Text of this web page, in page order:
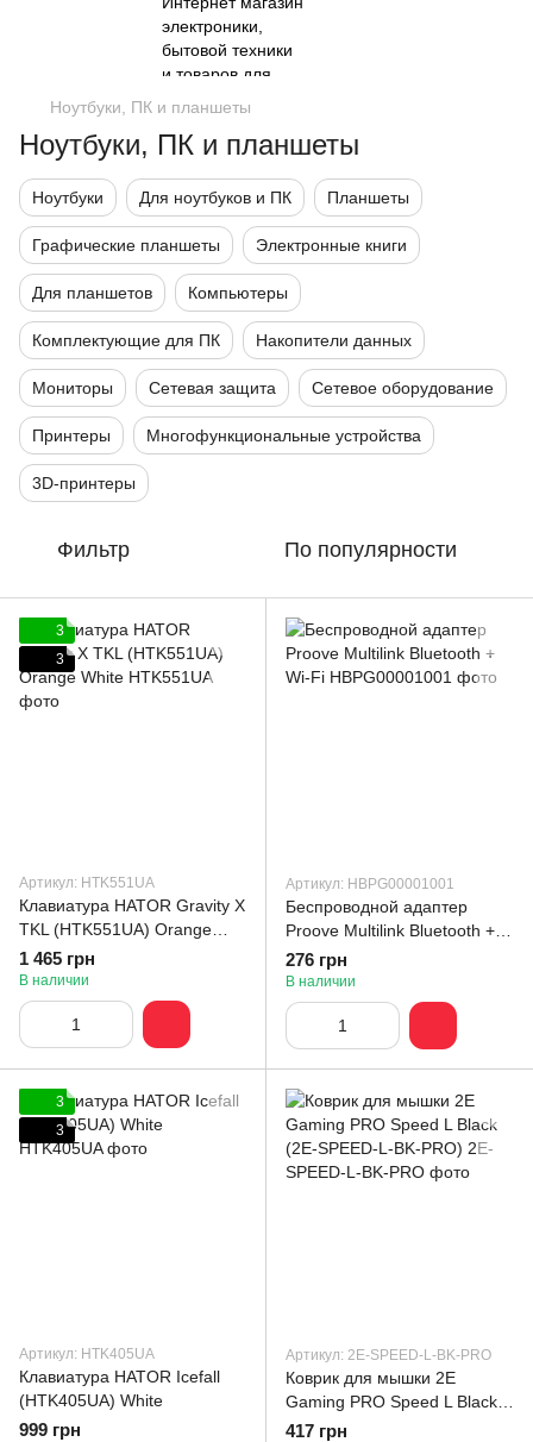
Ноутбуки, ПК и планшеты
Ноутбуки, ПК и планшеты
Ноутбуки Для ноутбуков и ПК Планшеты
Графические планшеты Электронные книги
Для планшетов Компьютеры
Комплектующие для ПК Накопители данных
Мониторы Сетевая защита Сетевое оборудование
Принтеры Многофункциональные устройства
3D-принтеры
Фильтр По популярности
3
3
Артикул: HTK551UA
Клавиатура HATOR Gravity X
TKL (HTK551UA) Orange
White
1 465 грн
В наличии
Артикул: HBPG00001001
Беспроводной адаптер
Proove Multilink Bluetooth +
Wi-Fi
276 грн
В наличии
3
3
Артикул: HTK405UA
Клавиатура HATOR Icefall
(HTK405UA) White
999 грн
Артикул: 2E-SPEED-L-BK-PRO
Коврик для мышки 2E
Gaming PRO Speed L Black
(2E-SPEED-L-BK-PRO)
417 грн